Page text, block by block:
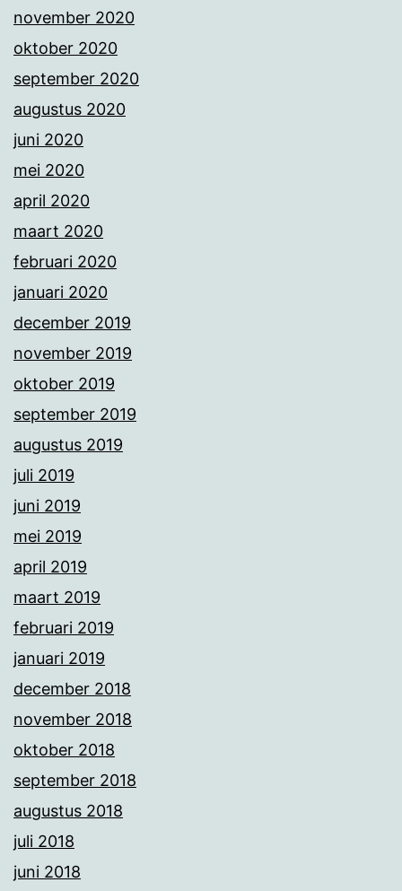
november 2020
oktober 2020
september 2020
augustus 2020
juni 2020
mei 2020
april 2020
maart 2020
februari 2020
januari 2020
december 2019
november 2019
oktober 2019
september 2019
augustus 2019
juli 2019
juni 2019
mei 2019
april 2019
maart 2019
februari 2019
januari 2019
december 2018
november 2018
oktober 2018
september 2018
augustus 2018
juli 2018
juni 2018